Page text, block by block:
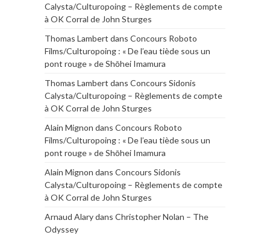
Calysta/Culturopoing – Règlements de compte
à OK Corral de John Sturges
Thomas Lambert dans Concours Roboto
Films/Culturopoing : « De l’eau tiède sous un
pont rouge » de Shōhei Imamura
Thomas Lambert dans Concours Sidonis
Calysta/Culturopoing – Règlements de compte
à OK Corral de John Sturges
Alain Mignon dans Concours Roboto
Films/Culturopoing : « De l’eau tiède sous un
pont rouge » de Shōhei Imamura
Alain Mignon dans Concours Sidonis
Calysta/Culturopoing – Règlements de compte
à OK Corral de John Sturges
Arnaud Alarydans Christopher Nolan – The
Odyssey